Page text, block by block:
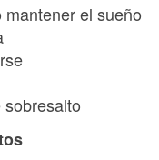
el sueño